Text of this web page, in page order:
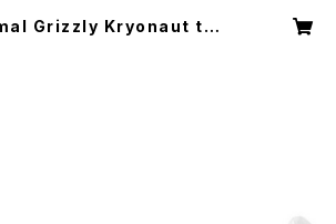
Grizzly Kryonaut the